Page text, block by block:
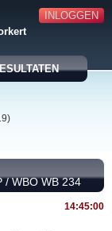
INLOGGEN
/ WBO WB 234
14:45:00